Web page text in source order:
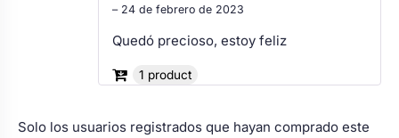
– 24 de febrero de 2023
Quedó precioso, estoy feliz
1 product
Solo los usuarios registrados que hayan comprado este